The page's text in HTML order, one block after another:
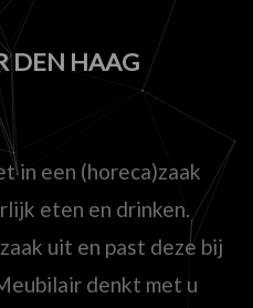
DEN HAAG
in een (horeca)zaak
eten en drinken.
uit en past deze bij
denkt met u